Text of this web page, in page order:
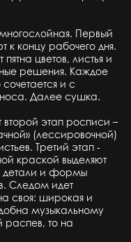
Первый
к концу рабочего дня.
цветов, листья и
решения. Каждое
и с
Далее сушка.
этап росписи –
(лессировочной)
Третий этап -
краской выделяют
детали и формы
Следом идет
своя: широкая и
музыкальному
распев, то на